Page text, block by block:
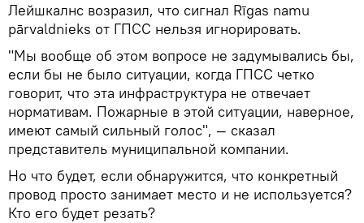
Лейшкалнс возразил, что сигнал Rīgas namu
pārvaldnieks от ГПСС нельзя игнорировать.
"Мы вообще об этом вопросе не задумывались бы,
если бы не было ситуации, когда ГПСС четко
говорит, что эта инфраструктура не отвечает
нормативам. Пожарные в этой ситуации, наверное,
имеют самый сильный голос", — сказал
представитель муниципальной компании.
Но что будет, если обнаружится, что конкретный
провод просто занимает место и не используется?
Кто его будет резать?